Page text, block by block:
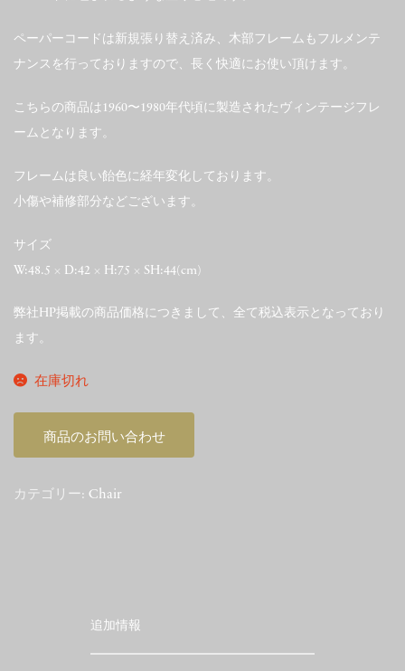
ペーパーコードは新規張り替え済み、木部フレームもフルメンテ
ナンスを行っておりますので、長く快適にお使い頂けます。
こちらの商品は1960〜1980年代頃に製造されたヴィンテージフレ
ームとなります。
フレームは良い飴色に経年変化しております。
小傷や補修部分などございます。
サイズ
W:48.5 × D:42 × H:75 × SH:44(cm)
弊社HP掲載の商品価格につきまして、全て税込表示となっており
ます。
在庫切れ
商品のお問い合わせ
カテゴリー: Chair
追加情報